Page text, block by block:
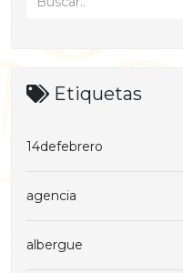
Etiquetas
14defebrero
agencia
albergue